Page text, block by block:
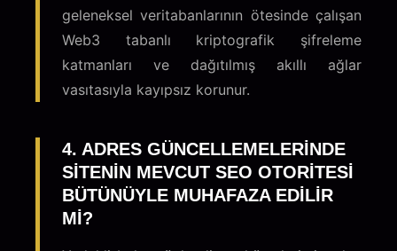
geleneksel veritabanlarının ötesinde çalışan
Web3 tabanlı kriptografik şifreleme
katmanları ve dağıtılmış akıllı ağlar
vasıtasıyla kayıpsız korunur.
4. ADRES GÜNCELLEMELERINDE
SITENIN MEVCUT SEO OTORITESI
BÜTÜNÜYLE MUHAFAZA EDILIR
MI?